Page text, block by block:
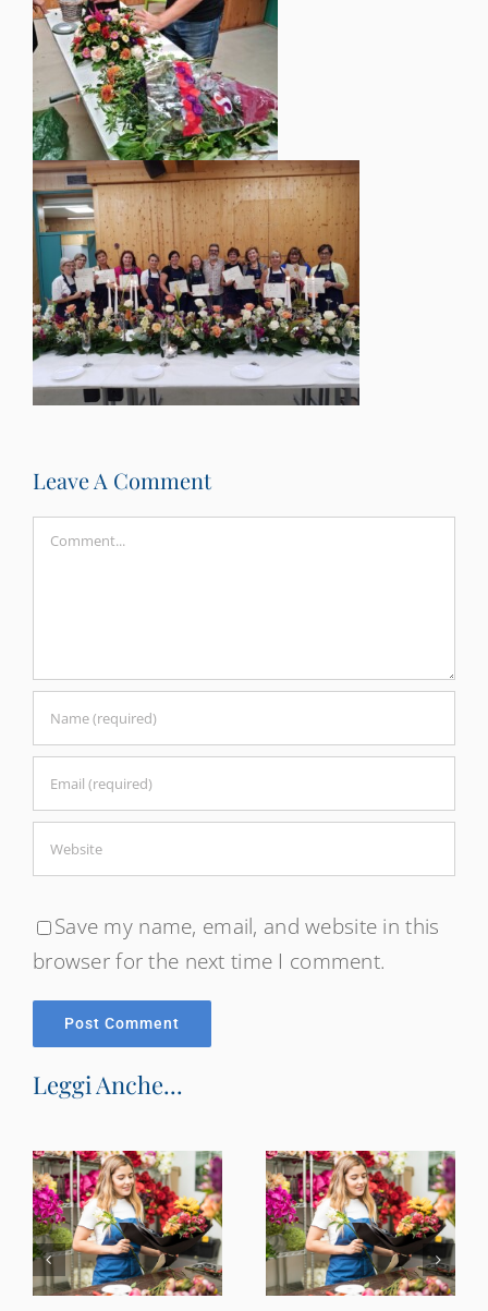
Leave A Comment
Comment
Save my name, email, and website in this
browser for the next time I comment.
Leggi Anche...